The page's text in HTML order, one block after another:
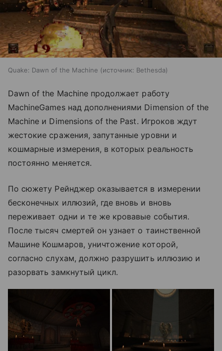
Quake: Dawn of the Machine источник: Bethesda
Dawn of the Machine продолжает работу
MachineGames над дополнениями Dimension of the
Machine и Dimensions of the Past. Игроков ждут
жестокие сражения, запутанные уровни и
кошмарные измерения, в которых реальность
постоянно меняется.
По сюжету Рейнджер оказывается в измерении
бесконечных иллюзий, где вновь и вновь
переживает одни и те же кровавые события.
После тысяч смертей он узнает о таинственной
Машине Кошмаров, уничтожение которой,
согласно слухам, должно разрушить иллюзию и
разорвать замкнутый цикл.